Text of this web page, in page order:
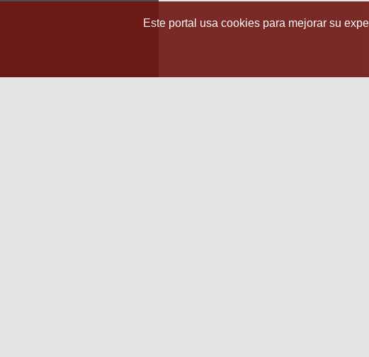
Este portal usa cookies para mejorar su